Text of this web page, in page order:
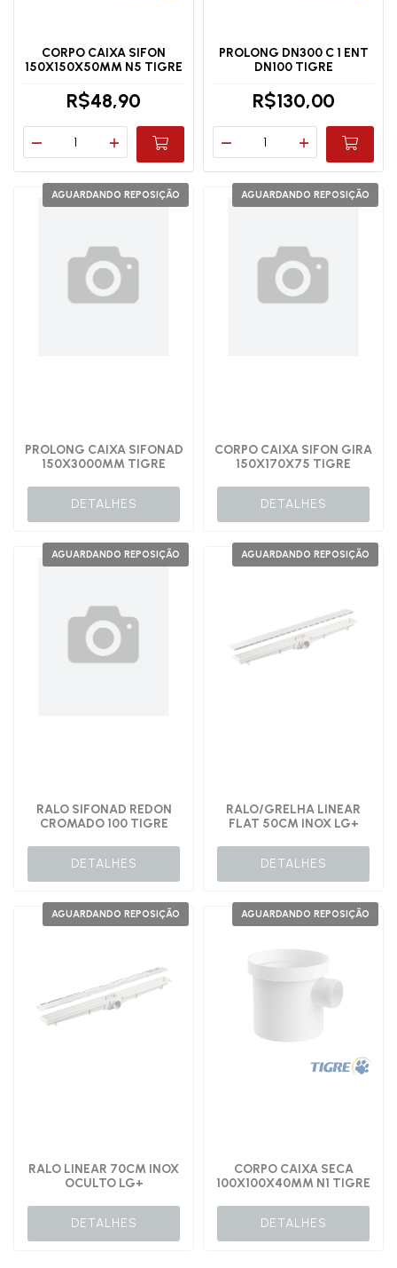
CORPO CAIXA SIFON
150X150X50MM N5 TIGRE
R$48,90
PROLONG DN300 C 1 ENT
DN100 TIGRE
R$130,00
AGUARDANDO REPOSIÇÃO
PROLONG CAIXA SIFONAD
150X3000MM TIGRE
DETALHES
AGUARDANDO REPOSIÇÃO
CORPO CAIXA SIFON GIRA
150X170X75 TIGRE
DETALHES
AGUARDANDO REPOSIÇÃO
RALO SIFONAD REDON
CROMADO 100 TIGRE
DETALHES
AGUARDANDO REPOSIÇÃO
RALO/GRELHA LINEAR
FLAT 50CM INOX LG+
DETALHES
AGUARDANDO REPOSIÇÃO
RALO LINEAR 70CM INOX
OCULTO LG+
DETALHES
AGUARDANDO REPOSIÇÃO
CORPO CAIXA SECA
100X100X40MM N1 TIGRE
DETALHES